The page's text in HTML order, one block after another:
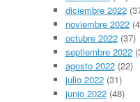
diciembre 2022
noviembre 2022
octubre 2022(37)
septiembre 2022
agosto 2022(22)
julio 2022(31)
junio 2022(48)